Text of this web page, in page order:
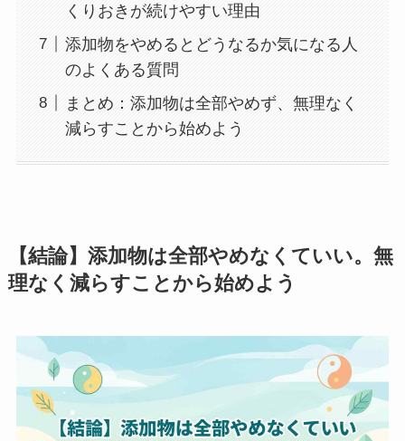
くりおきが続けやすい理由
添加物をやめるとどうなるか気になる人
のよくある質問
まとめ：添加物は全部やめず、無理なく
減らすことから始めよう
【結論】添加物は全部やめなくていい。無
理なく減らすことから始めよう